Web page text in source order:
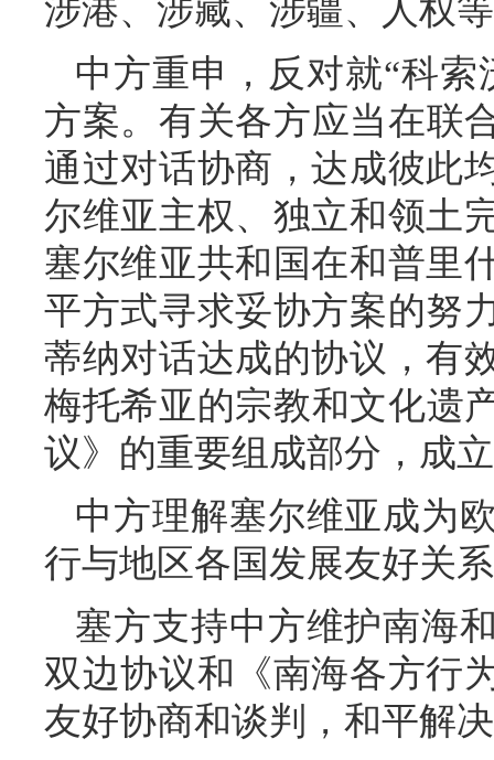
涉港、涉藏、涉疆、人权
中方重申，反对就“科
方案。有关各方应当在联
通过对话协商，达成彼此
尔维亚主权、独立和领土
塞尔维亚共和国在和普里
平方式寻求妥协方案的努
蒂纳对话达成的协议，有
梅托希亚的宗教和文化遗
议》的重要组成部分，成
中方理解塞尔维亚成为
行与地区各国发展友好关
塞方支持中方维护南海
双边协议和《南海各方行
友好协商和谈判，和平解